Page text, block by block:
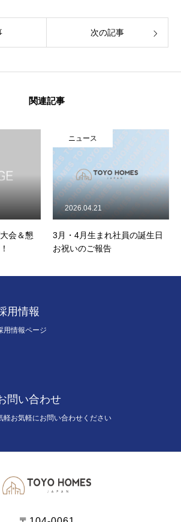
挨拶 販売実績・お客様の声
次の記事
関連記事
会＆懇
ニュース
3月・4月生まれ社員の誕生日
お祝いのご報告
2026.04.21
用情報
用情報ページ
問い合わせ
軽お気軽にお問い合わせください